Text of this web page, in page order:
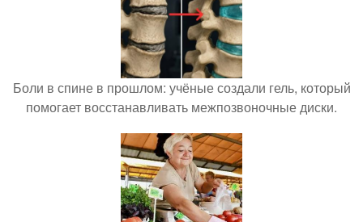
Боли в спине в прошлом: учёные создали гель, который
помогает восстанавливать межпозвоночные диски.